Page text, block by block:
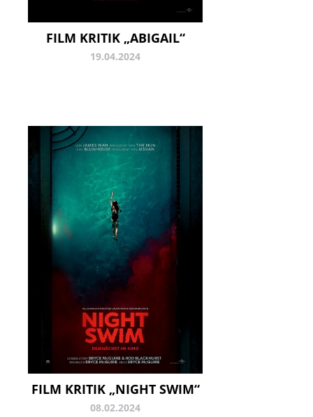
FILM KRITIK „ABIGAIL“
19.04.2024
FILM KRITIK „NIGHT SWIM“
08.02.2024